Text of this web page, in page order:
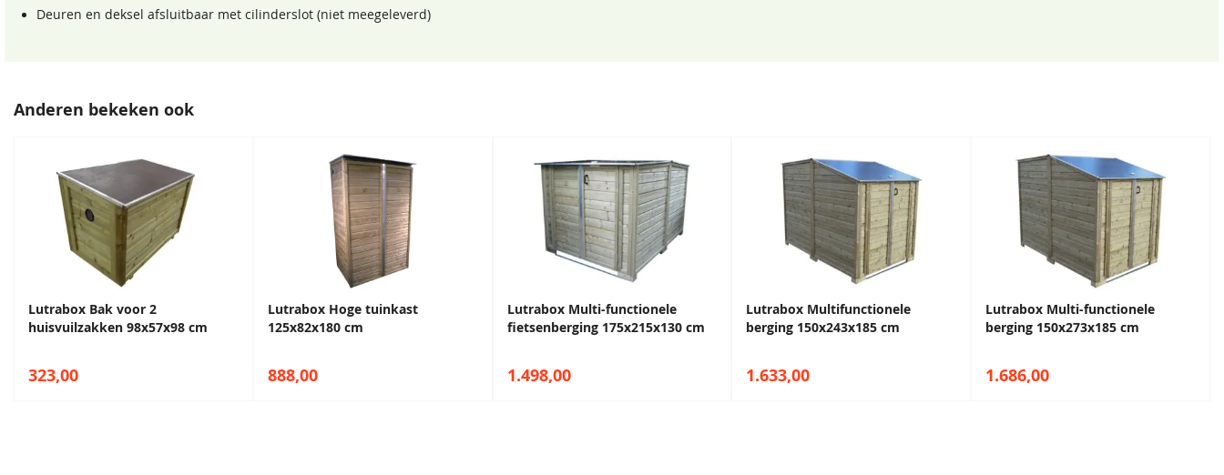
Deuren en deksel afsluitbaar met cilinderslot (niet meegeleverd)
Anderen bekeken ook
Lutrabox Bak voor 2
huisvuilzakken 98x57x98 cm
323,00
Lutrabox Hoge tuinkast
125x82x180 cm
888,00
Lutrabox Multi-functionele
fietsenberging 175x215x130 cm
1.498,00
Lutrabox Multifunctionele
berging 150x243x185 cm
1.633,00
Lutrabox Multi-functionele
berging 150x273x185 cm
1.686,00